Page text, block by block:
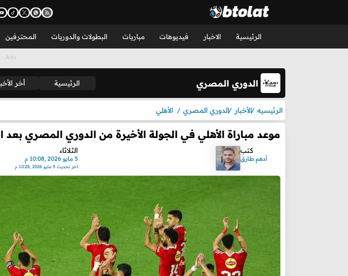
الرئيسية الاخبار فيديوهات مباريات البطولات والدوريات المحترفين
الدوري المصري الرئيسية أخر
الرئيسيه الأخبار الدوري المصري الأهلي
موعد مباراة الأهلي في الجولة الأخيرة من الدوري المصري بعد
كتب
أدهم طارق
الثلاثاء
5 مايو 2026 ,10:08 م
اخر تحديث 5 مايو 2026 ,10:28 م